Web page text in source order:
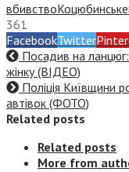
вбивствоКоцюбинське
361
FacebookTwitter
Посадив на ланцюг:
жінку (ВІДЕО)
Поліція Київщини
автівок (ФОТО)
Related posts
Related posts
More from